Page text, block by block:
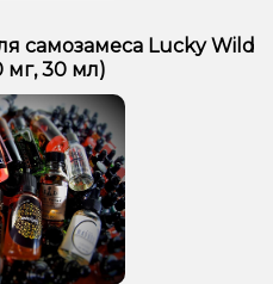
самозамеса Lucky Wild
мг, 30 мл)